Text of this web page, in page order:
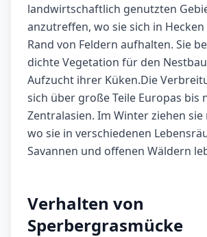
landwirtschaftlich genutzten
anzutreffen, wo sie sich in
Rand von Feldern aufhalten. Sie
dichte Vegetation für den
Aufzucht ihrer Küken.Die
sich über große Teile Europas bis
Zentralasien. Im Winter ziehen sie
wo sie in verschiedenen
Savannen und offenen Wäldern
Verhalten von
Sperbergrasmücke